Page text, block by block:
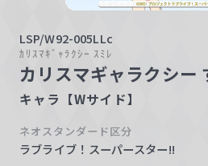
LSP/W92-005LLc
ｶﾘｽﾏｷﾞｬﾗｸｼｰ ｽﾐﾚ
カリスマギャラクシー
キャラ【Wサイド】
ネオスタンダード区分
ラブライブ！スーパースター!!